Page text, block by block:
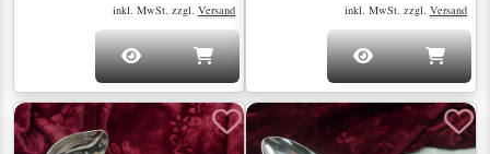
inkl. MwSt. zzgl. Versand inkl. MwSt. zzgl. Versand